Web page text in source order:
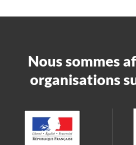
Nous sommes
organisations